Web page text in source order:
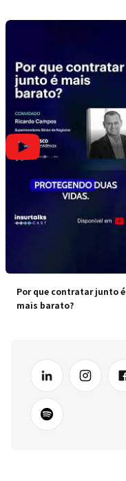
Por que contratar junto é
mais barato?